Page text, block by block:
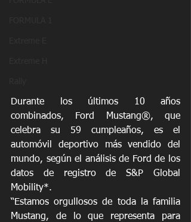
Durante los últimos 10 años
combinados, Ford Mustang®, que
celebra su 59 cumpleaños, es el
automóvil deportivo más vendido del
mundo, según el análisis de Ford de los
datos de registro de S&P Global
Mobility*.
“Estamos orgullosos de toda la familia
Mustang, de lo que representa para